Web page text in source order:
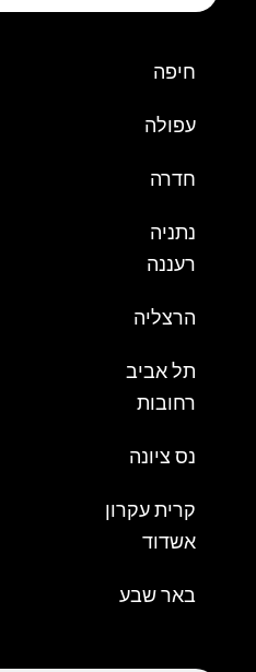
חיפה
עפולה
חדרה
נתניה
רעננה
הרצליה
תל אביב
רחובות
נס ציונה
קרית עקרון
אשדוד
באר שבע